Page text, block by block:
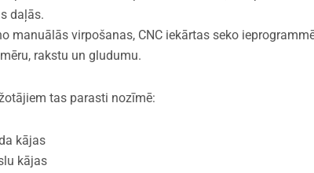
daļās.
manuālās virpošanas, CNC iekārtas seko
rakstu un gludumu.
tas parasti nozīmē:
kājas
kājas